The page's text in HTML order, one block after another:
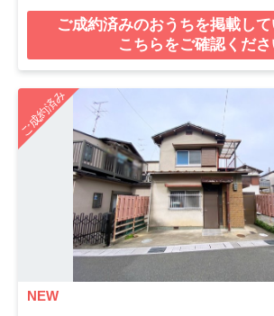
ご成約済みのおうちを掲載し
こちらをご確認くださ
ご成約済み
NEW